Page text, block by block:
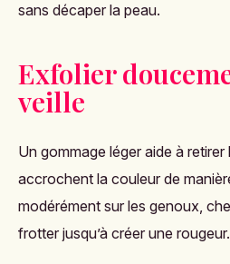
sans décaper la peau.
Exfolier
veille
Un gommage léger aide à
accrochent la couleur de
modérément sur les genoux,
frotter jusqu’à créer une rougeur.